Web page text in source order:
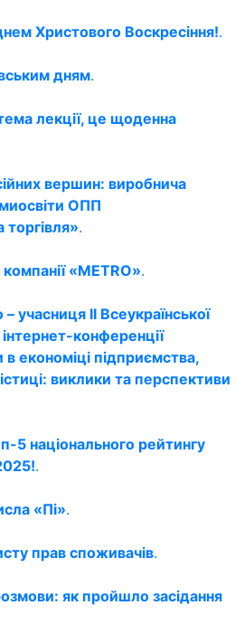
Христового Воскресіння!.
дням.
лекції, це щоденна
вершин: виробнича
ОПП
.
«METRO».
учасниця ІІ Всеукраїнської
конференції
в економіці підприємства,
виклики та перспективи
5 національного рейтингу
.
«Пі».
прав споживачів.
як пройшло засідання